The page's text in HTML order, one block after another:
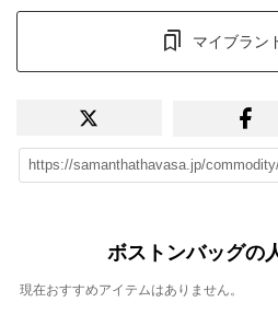
マイブラン
ボストンバッグの
現在おすすめアイテムはありません。